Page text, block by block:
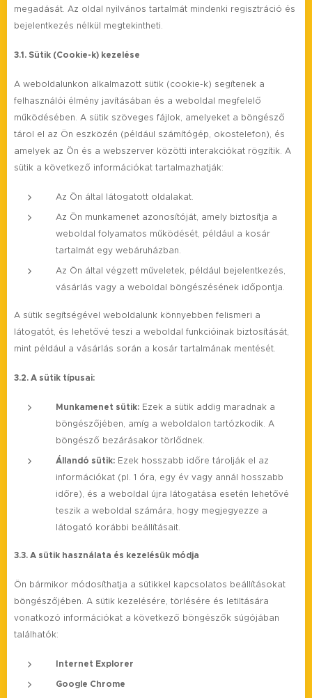
megadását. Az oldal nyilvános tartalmát mindenki regisztráció és
bejelentkezés nélkül megtekintheti.
3.1. Sütik (Cookie-k) kezelése
A weboldalunkon alkalmazott sütik (cookie-k) segítenek a
felhasználói élmény javításában és a weboldal megfelelő
működésében. A sütik szöveges fájlok, amelyeket a böngésző
tárol el az Ön eszközén (például számítógép, okostelefon), és
amelyek az Ön és a webszerver közötti interakciókat rögzítik. A
sütik a következő információkat tartalmazhatják:
Az Ön által látogatott oldalakat.
Az Ön munkamenet azonosítóját, amely biztosítja a
weboldal folyamatos működését, például a kosár
tartalmát egy webáruházban.
Az Ön által végzett műveletek, például bejelentkezés,
vásárlás vagy a weboldal böngészésének időpontja.
A sütik segítségével weboldalunk könnyebben felismeri a
látogatót, és lehetővé teszi a weboldal funkcióinak biztosítását,
mint például a vásárlás során a kosár tartalmának mentését.
3.2. A sütik típusai:
Munkamenet sütik: Ezek a sütik addig maradnak a
böngészőjében, amíg a weboldalon tartózkodik. A
böngésző bezárásakor törlődnek.
Állandó sütik: Ezek hosszabb időre tárolják el az
információkat (pl. 1 óra, egy év vagy annál hosszabb
időre), és a weboldal újra látogatása esetén lehetővé
teszik a weboldal számára, hogy megjegyezze a
látogató korábbi beállításait.
3.3. A sütik használata és kezelésük módja
Ön bármikor módosíthatja a sütikkel kapcsolatos beállításokat
böngészőjében. A sütik kezelésére, törlésére és letiltására
vonatkozó információkat a következő böngészők súgójában
találhatók:
Internet Explorer
Google Chrome